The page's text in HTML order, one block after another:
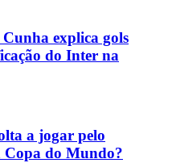
explica gols
do Inter na
a jogar pelo
Copa do Mundo?